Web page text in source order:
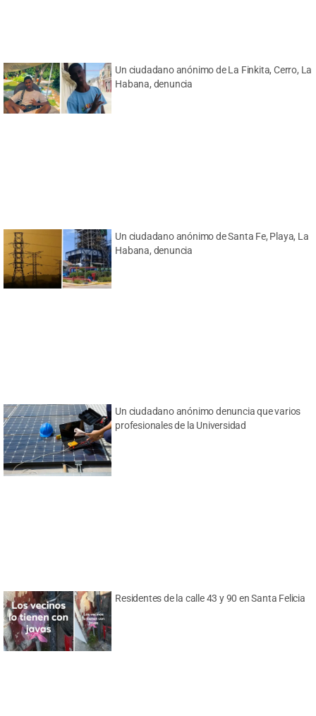
Un ciudadano anónimo de La Finkita, Cerro, La
Habana, denuncia
Un ciudadano anónimo de Santa Fe, Playa, La
Habana, denuncia
Un ciudadano anónimo denuncia que varios
profesionales de la Universidad
Residentes de la calle 43 y 90 en Santa Felicia